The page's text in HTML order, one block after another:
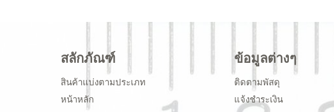
สลักภัณฑ์
สินค้าแบ่งตามประเภท
หน้าหลัก
ข้อมูลต่างๆ
ติดตามพัสดุ
แจ้งชำระเงิน